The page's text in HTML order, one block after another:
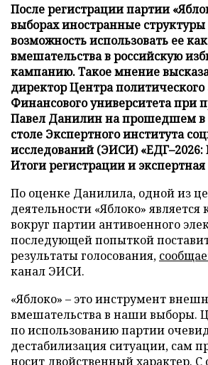
После регистрации партии
выборах иностранные
возможность использовать ее
вмешательства в российскую
кампанию. Такое мнение
директор Центра
Финансового университета при
Павел Данилин на прошедшем в
столе Экспертного института
исследований (ЭИСИ) «ЕДГ–2026:
Итоги регистрации и
По оценке Данилила, одной из
деятельности «Яблоко»
вокруг партии антивоенного
последующей попыткой
результаты голосования,
канал ЭИСИ.
«Яблоко» – это инструмент
вмешательства в наши выборы.
по использованию партии
дестабилизация ситуации, сам
носит двойственный характер. С